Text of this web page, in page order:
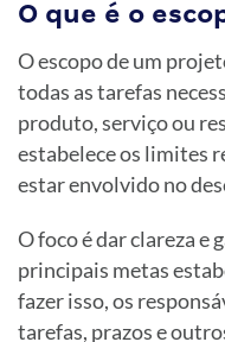
O que é o
O escopo de um
todas as tarefas
produto, serviço ou
estabelece os limites
estar envolvido no
O foco é dar clareza e
principais metas
fazer isso, os
tarefas, prazos e